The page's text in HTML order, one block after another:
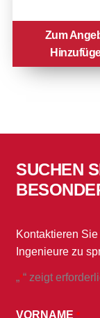
Zum
SUCHEN
Kontaktieren
Ingenieure zu
„*“ zeigt
VORNAME *
DURCH
*